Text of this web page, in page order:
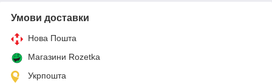
Умови доставки
Нова Пошта
Магазини Rozetka
Укрпошта